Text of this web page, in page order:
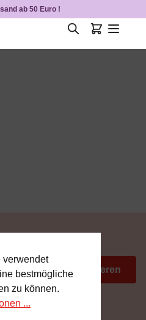
ab 50 Euro !
Registrieren
verwendet
bestmögliche
zu können.
...